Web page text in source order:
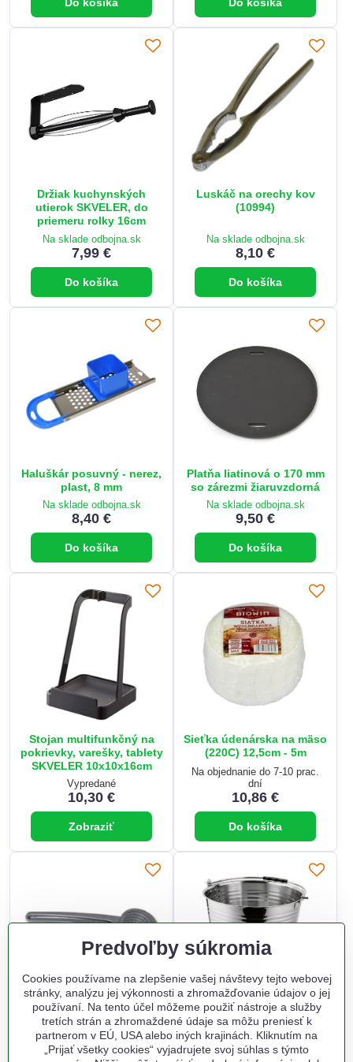
Do košíka Do košíka
Držiak kuchynských
utierok SKVELER, do
priemeru rolky 16cm
Na sklade odbojna.sk
7,99 €
Do košíka
Luskáč na orechy kov
(10994)
Na sklade odbojna.sk
8,10 €
Do košíka
Haluškár posuvný - nerez,
plast, 8 mm
Na sklade odbojna.sk
8,40 €
Do košíka
Platňa liatinová o 170 mm
so zárezmi žiaruvzdorná
Na sklade odbojna.sk
9,50 €
Do košíka
Stojan multifunkčný na
pokrievky, varešky, tablety
SKVELER 10x10x16cm
Vypredané
10,30 €
Zobraziť
Sieťka údenárska na mäso
(220C) 12,5cm - 5m
Na objednanie do 7-10 prac.
dní
10,86 €
Do košíka
Lúskač na orechy kovový
TYGER
Vedro nerezové 16l bez
pokrievky
Na objednanie do 7-10 prac.
Predvoľby súkromia
Cookies používame na zlepšenie vašej návštevy tejto webovej
stránky, analýzu jej výkonnosti a zhromažďovanie údajov o jej
používaní. Na tento účel môžeme použiť nástroje a služby
tretích strán a zhromaždené údaje sa môžu preniesť k
partnerom v EÚ, USA alebo iných krajinách. Kliknutím na
„Prijať všetky cookies“ vyjadrujete svoj súhlas s týmto